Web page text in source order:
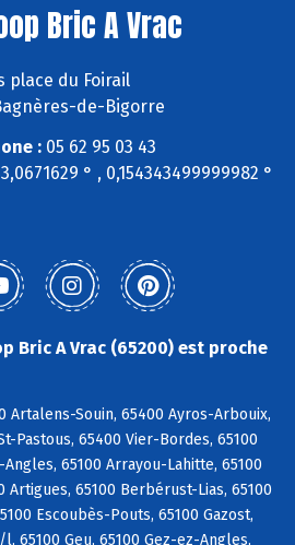
Bric A Vrac
place du Foirail
de-Bigorre
: 05 62 95 03 43
° , 0,154343499999982 °
Bric A Vrac (65200) est proche
Artalens-Souin, 65400 Ayros-Arbouix,
Pastous, 65400 Vier-Bordes, 65100
65100 Arrayou-Lahitte, 65100
65100 Berbérust-Lias, 65100
Escoubès-Pouts, 65100 Gazost,
65100 Geu, 65100 Gez-ez-Angles,